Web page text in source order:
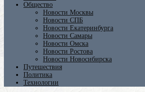
Общество
Новости Москвы
Новости СПБ
Новости Екатеринбурга
Новости Самары
Новости Омска
Новости Ростова
Новости Новосибирска
Путешествия
Политика
Технологии